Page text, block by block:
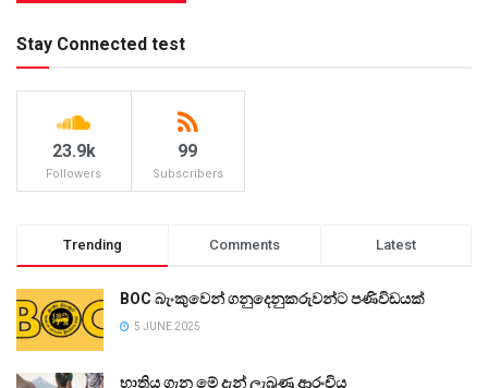
Stay Connected test
23.9k
Followers
99
Subscribers
Trending Comments Latest
BOC බැංකුවෙන් ගනුදෙනුකරුවන්ට පණිවිඩයක්
5 JUNE 2025
භාතිය ගැන මේ දැන් ලැබුණු ආරංචිය